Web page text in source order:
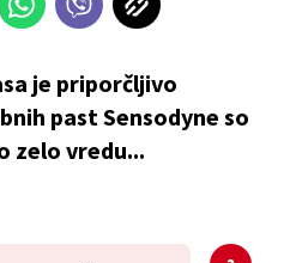
je priporčljivo
past Sensodyne so
zelo vredu...